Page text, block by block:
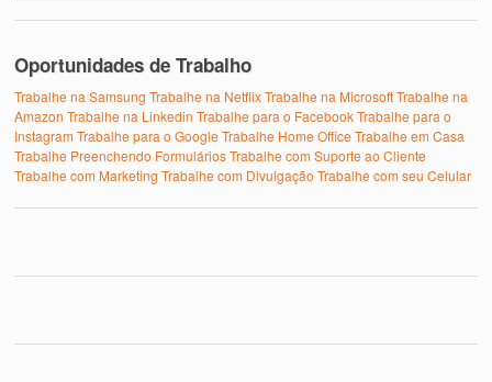
Oportunidades de Trabalho
Trabalhe na Samsung Trabalhe na NetflixTrabalhe na MicrosoftTrabalhe na
Amazon Trabalhe na Linkedin Trabalhe para o FacebookTrabalhe para o
Instagram Trabalhe para o Google Trabalhe Home Office Trabalhe em Casa
Trabalhe Preenchendo FormuláriosTrabalhe com Suporte ao Cliente
Trabalhe com Marketing Trabalhe com Divulgação Trabalhe com seu Celular